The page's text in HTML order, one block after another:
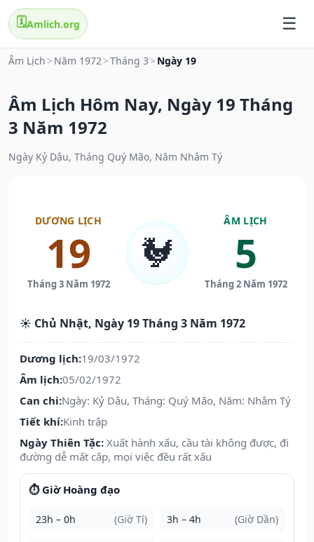
🗓️Amlich.org
Âm Lịch > Năm 1972>Tháng 3 > Ngày 19
Âm Lịch Hôm Nay, Ngày 19 Tháng
3 Năm 1972
Ngày Kỷ Dậu, Tháng Quý Mão, Năm Nhâm Tý
DƯƠNG LỊCH
19
Tháng 3 Năm 1972
🐓
ÂM LỊCH
5
Tháng 2 Năm 1972
☀️ Chủ Nhật, Ngày 19 Tháng 3 Năm 1972
Dương lịch:19/03/1972
Âm lịch:05/02/1972
Can chi:Ngày: Kỷ Dậu, Tháng: Quý Mão, Năm: Nhâm Tý
Tiết khí:Kinh trập
Ngày Thiên Tặc: Xuất hành xấu, cầu tài không được, đi
đường dễ mất cắp, mọi việc đều rất xấu
⏱️ Giờ Hoàng đạo
23h – 0h (Giờ Tí) 3h – 4h (Giờ Dần)